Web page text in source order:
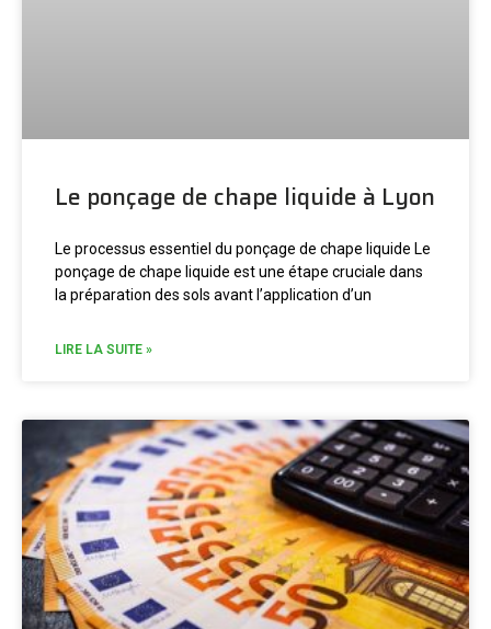
Le ponçage de chape liquide à Lyon
Le processus essentiel du ponçage de chape liquide Le
ponçage de chape liquide est une étape cruciale dans
la préparation des sols avant l’application d’un
LIRE LA SUITE »